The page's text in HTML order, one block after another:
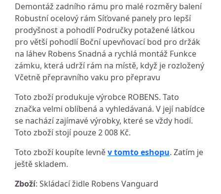
Demontáž zadního rámu pro malé rozměry balení
Robustní ocelový rám Síťované panely pro lepší
prodyšnost a pohodlí Područky potažené látkou
pro větší pohodlí Boční upevňovací bod pro držák
na láhev Robens Snadná a rychlá montáž Funkce
zámku, která udrží rám na místě, když je rozložený
Včetně přepravního vaku pro přepravu
Toto zboží produkuje výrobce ROBENS. Tato
značka velmi oblíbená a vyhledávaná. V její nabídce
se nachází zajímavé výrobky, které se vždy hodí.
Toto zboží stojí pouze 2 008 Kč.
Toto zboží koupíte levněv tomto eshopu. Zatím je
ještě skladem.
Zboží: Skládací židle Robens Vanguard